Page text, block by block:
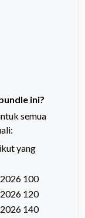
ini?
semua
yang
100
120
140